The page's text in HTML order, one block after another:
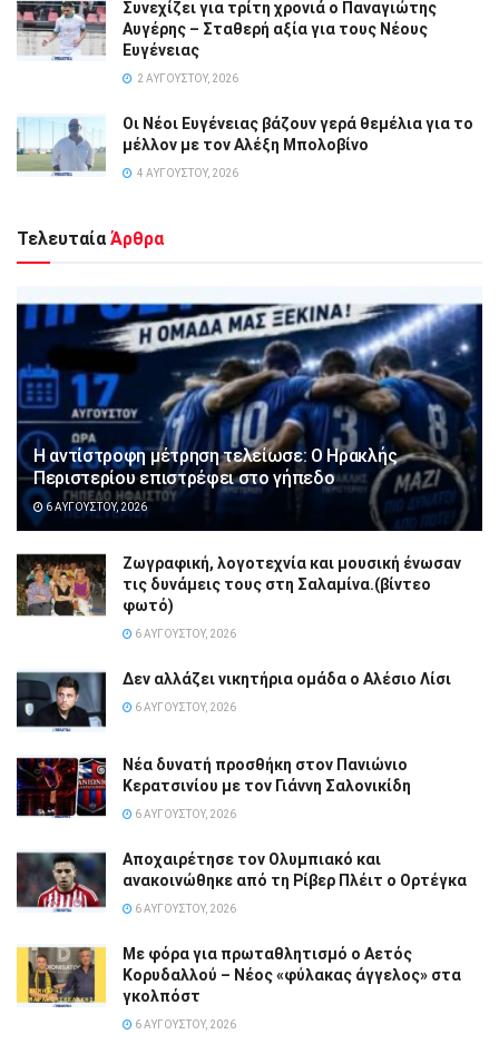
Συνεχίζει για τρίτη χρονιά ο Παναγιώτης
Αυγέρης – Σταθερή αξία για τους Νέους
Ευγένειας
2 ΑΥΓΟΎΣΤΟΥ, 2026
Οι Νέοι Ευγένειας βάζουν γερά θεμέλια για το
μέλλον με τον Αλέξη Μπολοβίνο
4 ΑΥΓΟΎΣΤΟΥ, 2026
Τελευταία Άρθρα
Η αντίστροφη μέτρηση τελείωσε: Ο Ηρακλής
Περιστερίου επιστρέφει στο γήπεδο
6 ΑΥΓΟΎΣΤΟΥ, 2026
Ζωγραφική, λογοτεχνία και μουσική ένωσαν
τις δυνάμεις τους στη Σαλαμίνα.(βίντεο
φωτό)
6 ΑΥΓΟΎΣΤΟΥ, 2026
Δεν αλλάζει νικητήρια ομάδα ο Αλέσιο Λίσι
6 ΑΥΓΟΎΣΤΟΥ, 2026
Νέα δυνατή προσθήκη στον Πανιώνιο
Κερατσινίου με τον Γιάννη Σαλονικίδη
6 ΑΥΓΟΎΣΤΟΥ, 2026
Αποχαιρέτησε τον Ολυμπιακό και
ανακοινώθηκε από τη Ρίβερ Πλέιτ ο Ορτέγκα
6 ΑΥΓΟΎΣΤΟΥ, 2026
Με φόρα για πρωταθλητισμό ο Αετός
Κορυδαλλού – Νέος «φύλακας άγγελος» στα
γκολπόστ
6 ΑΥΓΟΎΣΤΟΥ, 2026